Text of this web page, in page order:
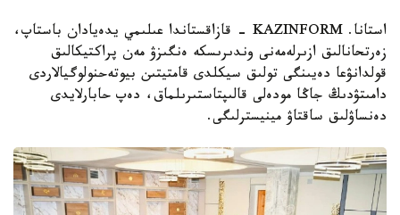
استانا. KAZINFORM - قازاقستاندا عىلىمي يدەيادان باستاپ،
زەرتحانالىق ازىرلەمەنى وندىرىسكە ەنگىزۋ مەن پراكتيكالىق
قولدانۋعا دەيىنگى تولىق سيكلدى قامتيتىن بيوتەحنولوگيالاردى
دامىتۋدىڭ جاڭا مودەلى قالىپتاستىرىلماق، دەپ حابارلايدى
دەنساۋلىق ساقتاۋ مينيسترلىگى.